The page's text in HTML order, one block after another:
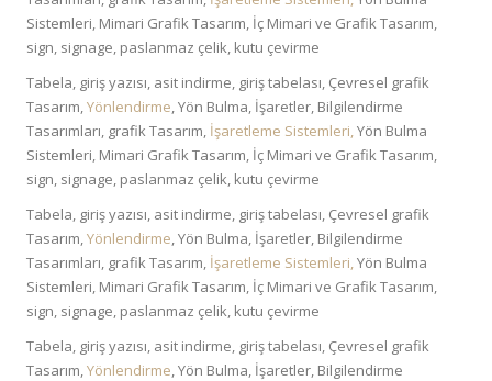
Sistemleri, Mimari Grafik Tasarım, İç Mimari ve Grafik Tasarım,
sign, signage, paslanmaz çelik, kutu çevirme
Tabela, giriş yazısı, asit indirme, giriş tabelası, Çevresel grafik
Tasarım,Yönlendirme, Yön Bulma, İşaretler, Bilgilendirme
Tasarımları, grafik Tasarım, İşaretleme Sistemleri,Yön Bulma
Sistemleri, Mimari Grafik Tasarım, İç Mimari ve Grafik Tasarım,
sign, signage, paslanmaz çelik, kutu çevirme
Tabela, giriş yazısı, asit indirme, giriş tabelası, Çevresel grafik
Tasarım,Yönlendirme, Yön Bulma, İşaretler, Bilgilendirme
Tasarımları, grafik Tasarım, İşaretleme Sistemleri,Yön Bulma
Sistemleri, Mimari Grafik Tasarım, İç Mimari ve Grafik Tasarım,
sign, signage, paslanmaz çelik, kutu çevirme
Tabela, giriş yazısı, asit indirme, giriş tabelası, Çevresel grafik
Tasarım,Yönlendirme, Yön Bulma, İşaretler, Bilgilendirme